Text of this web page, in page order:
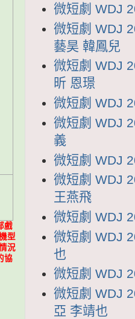
微短劇 WDJ
微短劇 WDJ
藝昊 韓鳳兒
微短劇 WDJ
昕 恩璟
微短劇 WDJ
微短劇 WDJ
義
微短劇 WDJ
微短劇 WDJ
王燕飛
微短劇 WDJ
微短劇 WDJ
也
微短劇 WDJ
微短劇 WDJ
亞 李靖也
戲
型
況
協